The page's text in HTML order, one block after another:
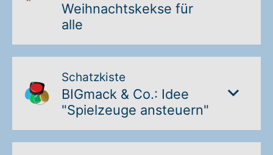
Weihnachtskekse für
alle
Schatzkiste
BIGmack & Co.: Idee
"Spielzeuge ansteuern"